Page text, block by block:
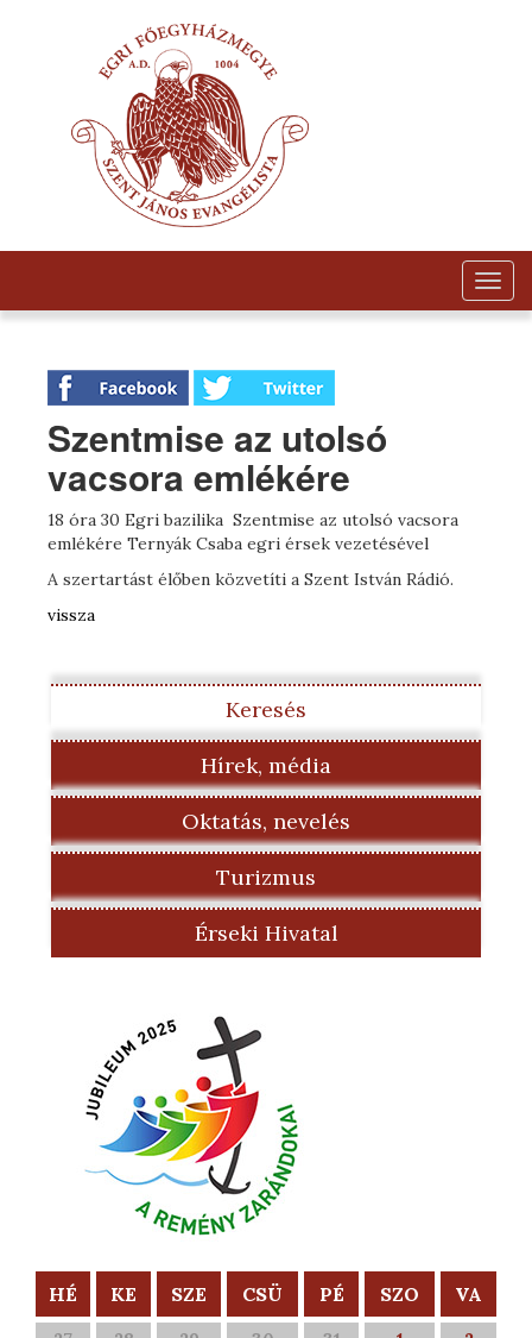
Szentmise az utolsó
vacsora emlékére
18 óra 30 Egri bazilika Szentmise az utolsó vacsora
emlékére Ternyák Csaba egri érsek vezetésével
A szertartást élőben közvetíti a Szent István Rádió.
vissza
Keresés
Hírek, média
Oktatás, nevelés
Turizmus
Érseki Hivatal
HÉ KE SZE CSÜ PÉ SZO VA